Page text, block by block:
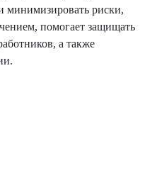
минимизировать риски,
помогает защищать
а также